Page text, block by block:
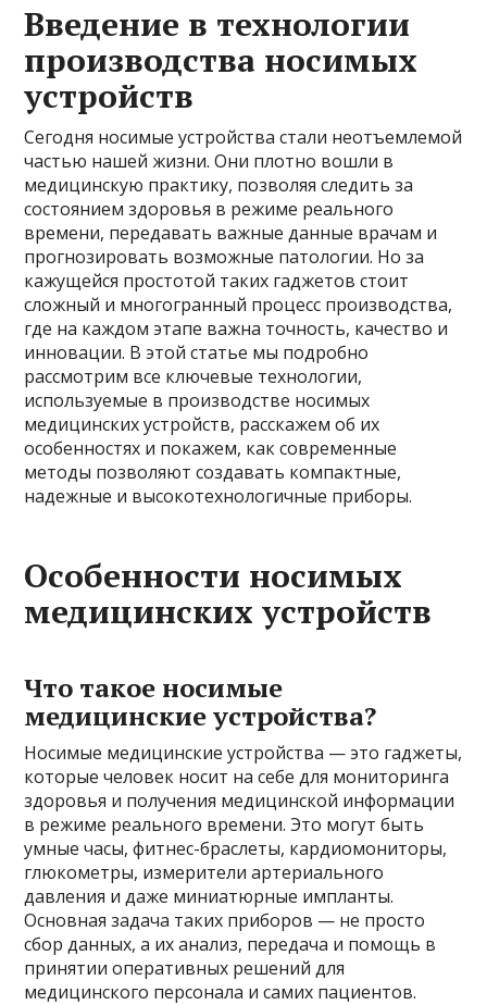
Введение в технологии
производства носимых
устройств
Сегодня носимые устройства стали неотъемлемой
частью нашей жизни. Они плотно вошли в
медицинскую практику, позволяя следить за
состоянием здоровья в режиме реального
времени, передавать важные данные врачам и
прогнозировать возможные патологии. Но за
кажущейся простотой таких гаджетов стоит
сложный и многогранный процесс производства,
где на каждом этапе важна точность, качество и
инновации. В этой статье мы подробно
рассмотрим все ключевые технологии,
используемые в производстве носимых
медицинских устройств, расскажем об их
особенностях и покажем, как современные
методы позволяют создавать компактные,
надежные и высокотехнологичные приборы.
Особенности носимых
медицинских устройств
Что такое носимые
медицинские устройства?
Носимые медицинские устройства — это гаджеты,
которые человек носит на себе для мониторинга
здоровья и получения медицинской информации
в режиме реального времени. Это могут быть
умные часы, фитнес-браслеты, кардиомониторы,
глюкометры, измерители артериального
давления и даже миниатюрные импланты.
Основная задача таких приборов — не просто
сбор данных, а их анализ, передача и помощь в
принятии оперативных решений для
медицинского персонала и самих пациентов.